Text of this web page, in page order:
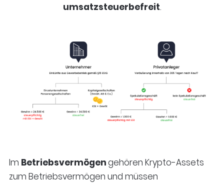
umsatzsteuerbefreit.
Im Betriebsvermögengehören Krypto-Assets
zum Betriebsvermögen und müssen